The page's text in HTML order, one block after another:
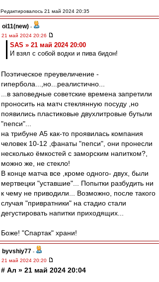
Редактировалось 21 май 2024 20:35
oi11(new) -
21 май 2024 20:26
SAS » 21 май 2024 20:00
И взял с собой водки и пива бидон!
Поэтическое преувеличение -
гипербола...,но...реалистично...
...в заповедные советские времена запретили
проносить на матч стеклянную посуду ,но
появились пластиковые двухлитровые бутыли
"пепси"...
на трибуне А5 как-то проявилась компания
человек 10-12 ,фанаты "пепси", они пронесли
несколько ёмкостей с заморским напитком?,
можно же, не стекло!
В конце матча все ,кроме одного- двух, были
мертвецки "уставшие"... Попытки разбудить ни
к чему не приводили... Возможно, после такого
случая "привратники" на стадио стали
дегустировать напитки приходящих...
Боже! "Спартак" храни!
byvshiy77 -
21 май 2024 20:20
# Ал » 21 май 2024 20:04